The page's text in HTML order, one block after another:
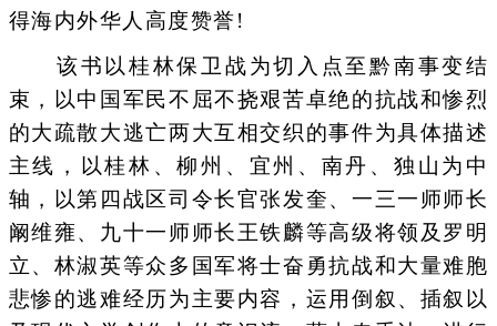
得海内外华人高度赞誉!
该书以桂林保卫战为切入点至黔南事变结
束，以中国军民不屈不挠艰苦卓绝的抗战和惨烈
的大疏散大逃亡两大互相交织的事件为具体描述
主线，以桂林、柳州、宜州、南丹、独山为中
轴，以第四战区司令长官张发奎、一三一师师长
阚维雍、九十一师师长王铁麟等高级将领及罗明
立、林淑英等众多国军将士奋勇抗战和大量难胞
悲惨的逃难经历为主要内容，运用倒叙、插叙以